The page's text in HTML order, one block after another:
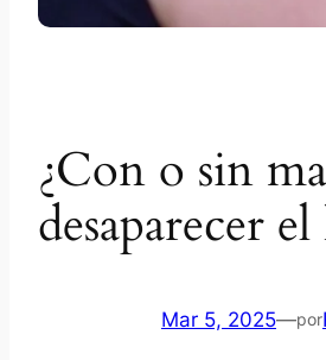
¿Con o sin
desaparecer
Mar 5, 2025—por